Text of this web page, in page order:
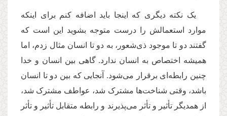
یک نکته دیگری که اینجا باید اضافه کنم برای اینکه
موارد استعمالش را درست متوجه بشوید این است که
گفتند دو تا موجود ذی‌شعور، به دو تا انسان مثال زدم، اما
همیشه اختصاص به انسان ندارد. گاهی بین انسان و خدا
چنین رابطه‌ای برقرار می‌شود. آنجایی که بین دو تا انسان
باشد، وقتی شناخت‌ها مشترک شد، عواطف مشترک شد،
از همدیگر تأثیر و تأثر می‌پذیرند و رابطه متقابل تأثیر و تأثر